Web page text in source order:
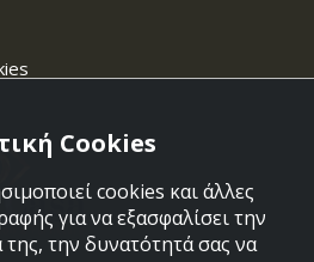
Cookies
cookies και άλλες
για να εξασφαλίσει την
την δυνατότητά σας να